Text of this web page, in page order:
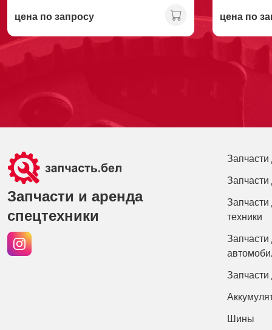
цена по запросу
цена по
Запчасти и аренда
спецтехники
Запчасти
Запчасти
Запчасти
техники
Запчасти
Шины